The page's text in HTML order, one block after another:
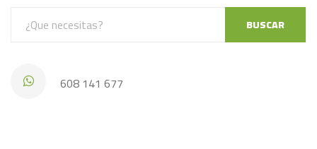
BUSCAR
608 141 677